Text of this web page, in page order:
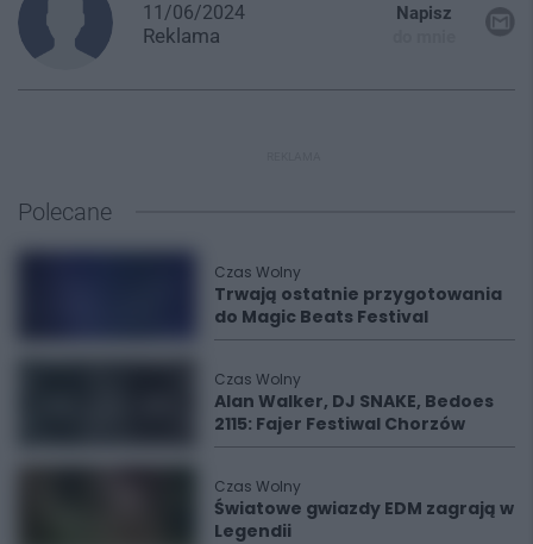
11/06/2024
Reklama
Napisz
Polecane
Czas Wolny
Trwają ostatnie przygotowania
do Magic Beats Festival
Czas Wolny
Alan Walker, DJ SNAKE, Bedoes
2115: Fajer Festiwal Chorzów
Czas Wolny
Światowe gwiazdy EDM zagrają w
Legendii